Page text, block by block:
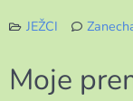
JEŽCI
Moje